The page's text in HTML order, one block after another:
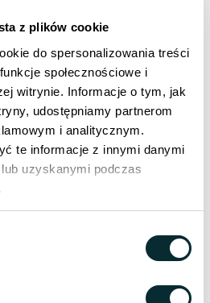
z plików cookie
do spersonalizowania treści
społecznościowe i
witrynie. Informacje o tym, jak
udostępniamy partnerom
i analitycznym.
te informacje z innymi danymi
uzyskanymi podczas
- Den endelige effekten av
har nådd full modenhet og
Lær om de
som kan
å bekjempe
hos Wellclinic er en